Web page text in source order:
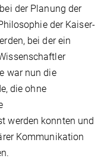
der Planung der
der Kaiser-
bei der ein
war nun die
die ohne
werden konnten und
Kommunikation